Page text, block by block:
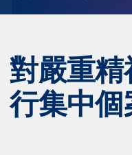
對嚴重
行集中